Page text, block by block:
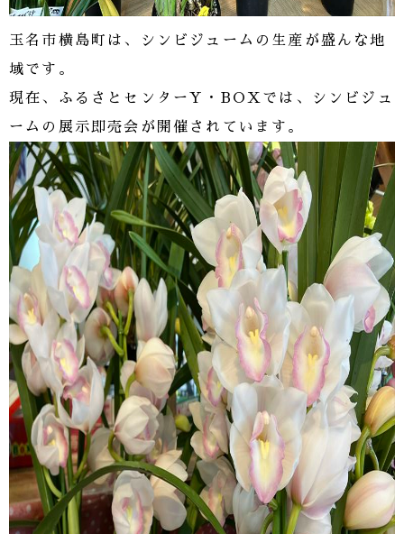
玉名市横島町は、シンビジュームの生産が盛んな地
域です。
現在、ふるさとセンターY・BOXでは、シンビジュ
ームの展示即売会が開催されています。